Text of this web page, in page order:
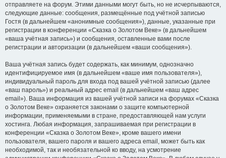
отправляете на форум. Этими данными могут быть, но не исчерпываются,
следующие данные: сообщения, размещённые под учётной записью
Гостя (в дальнейшем «анонимные сообщения»), данные, указанные при
регистрации в конференции «Сказка о Золотом Веке» (в дальнейшем
«ваша учётная запись») и сообщения, оставленные вами после
регистрации и авторизации (в дальнейшем «ваши сообщения»).
Ваша учётная запись будет содержать, как минимум, однозначно
идентифицируемое имя (в дальнейшем «ваше имя пользователя»),
индивидуальный пароль для входа под вашей учётной записью (далее
«ваш пароль») и реальный адрес email (в дальнейшем «ваш адрес
email»). Ваша информация из вашей учётной записи на форумах «Сказка
о Золотом Веке» охраняется законами о защите компьютерной
информации, применяемыми в стране, предоставляющей нам услуги
хостинга. Любая информация, запрашиваемая при регистрации в
конференции «Сказка о Золотом Веке», кроме вашего имени
пользователя, вашего пароля и вашего адреса email, может быть как
необходимой, так и необязательной ко вводу, на усмотрение